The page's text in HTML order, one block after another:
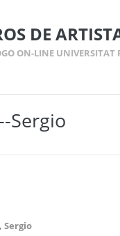
DE
ON-LINE UNIVERSITAT
Sergio
Sergio